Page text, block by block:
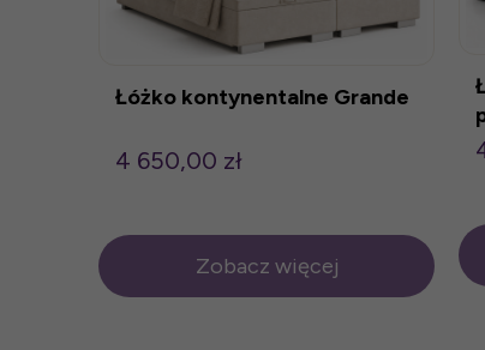
Łóżko kontynentalne Grande
4 650,00 zł
Zobacz więcej